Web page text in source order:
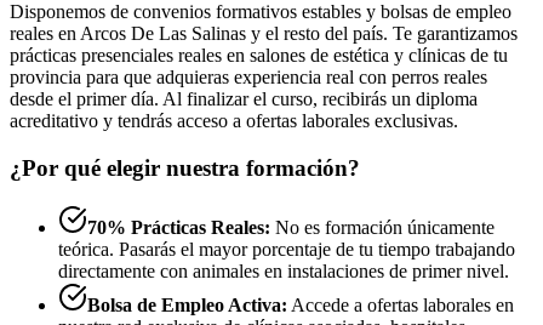
Disponemos de convenios formativos estables y bolsas de empleo
reales en Arcos De Las Salinas y el resto del país. Te garantizamos
prácticas presenciales reales en salones de estética y clínicas de tu
provincia para que adquieras experiencia real con perros reales
desde el primer día. Al finalizar el curso, recibirás un diploma
acreditativo y tendrás acceso a ofertas laborales exclusivas.
¿Por qué elegir nuestra formación?
70% Prácticas Reales: No es formación únicamente
teórica. Pasarás el mayor porcentaje de tu tiempo trabajando
directamente con animales en instalaciones de primer nivel.
Bolsa de Empleo Activa: Accede a ofertas laborales en